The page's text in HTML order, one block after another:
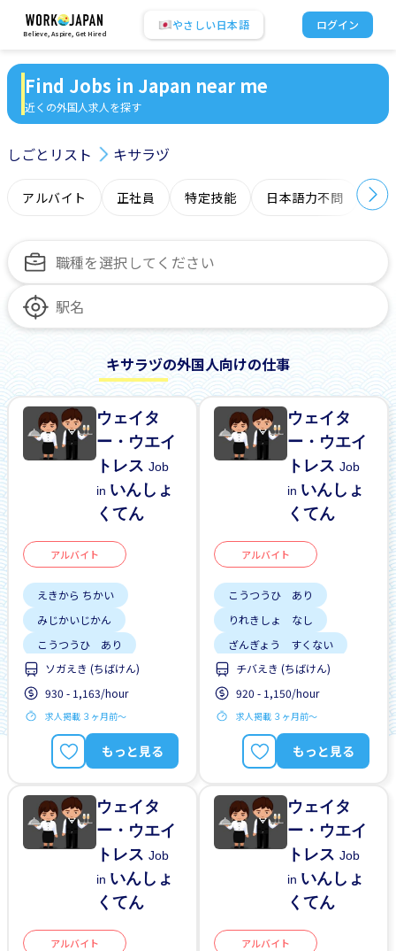
Believe, Aspire, Get Hired
やさしい日本語 ログイン
Find Jobs in Japan near me
近くの外国人求人を探す
しごとリスト キサラヅ
アルバイト 正社員 特定技能 日本語力不問 オ
キサラヅの外国人向けの仕事
ウェイタ
ー・ウエイ
トレスJob
in いんしょ
くてん
アルバイト
えきから ちかい
みじかいじかん
こうつうひ あり
しゅう2、3にち
はじめて OK
ソガえき (ちばけん)
930 - 1,163/hour
求人掲載 ３ヶ月前〜
もっと見る
ウェイタ
ー・ウエイ
トレスJob
in いんしょ
くてん
アルバイト
こうつうひ あり
りれきしょ なし
ざんぎょう すくない
はじめて OK
昇給
チバえき (ちばけん)
920 - 1,150/hour
求人掲載 ３ヶ月前〜
もっと見る
ウェイタ
ー・ウエイ
トレスJob
in いんしょ
くてん
アルバイト
ウェイタ
ー・ウエイ
トレスJob
in いんしょ
くてん
アルバイト